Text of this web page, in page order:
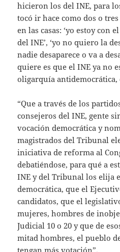
hicieron los del INE, para
tocó ir hace como dos o
en las casas: ‘yo estoy con
del INE’, ‘yo no quiero la
nadie desaparece o va a
quiere es que el INE ya no
oligarquía
“Que a través de los
consejeros del INE, gente
vocación democrática y
magistrados del Tribunal
iniciativa de reforma al
debatiéndose, para qué a
INE y del Tribunal los elija
democrática, que el
candidatos, que el
mujeres, hombres de
Judicial 10 o 20 y que de
mitad hombres, el pueblo